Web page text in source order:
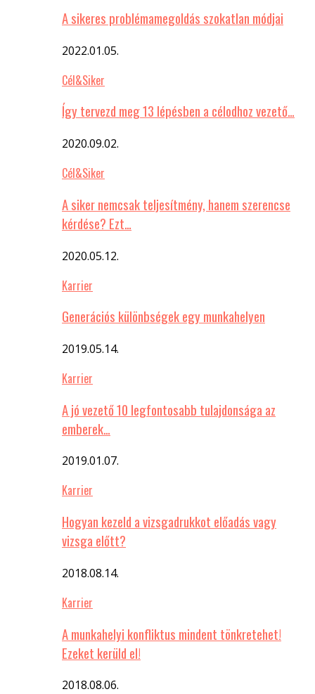
A sikeres problémamegoldás szokatlan módjai
2022.01.05.
Cél&Siker
Így tervezd meg 13 lépésben a célodhoz vezető…
2020.09.02.
Cél&Siker
A siker nemcsak teljesítmény, hanem szerencse
kérdése? Ezt…
2020.05.12.
Karrier
Generációs különbségek egy munkahelyen
2019.05.14.
Karrier
A jó vezető 10 legfontosabb tulajdonsága az
emberek…
2019.01.07.
Karrier
Hogyan kezeld a vizsgadrukkot előadás vagy
vizsga előtt?
2018.08.14.
Karrier
A munkahelyi konfliktus mindent tönkretehet!
Ezeket kerüld el!
2018.08.06.